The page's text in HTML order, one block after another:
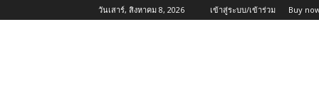
วันเสาร์, สิงหาคม 8, 2026 เข้าสู่ระบบ/เข้าร่วม Buy